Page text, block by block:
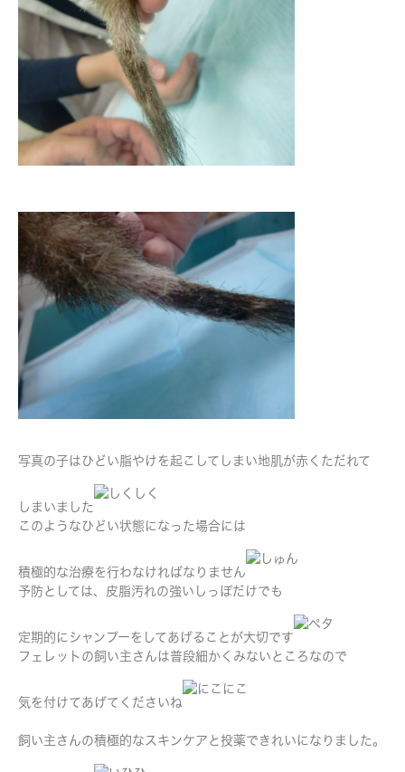
写真の子はひどい脂やけを起こしてしまい地肌が赤くただれて
しまいました
このようなひどい状態になった場合には
積極的な治療を行わなければなりません
予防としては、皮脂汚れの強いしっぽだけでも
定期的にシャンプーをしてあげることが大切です
フェレットの飼い主さんは普段細かくみないところなので
気を付けてあげてくださいね
飼い主さんの積極的なスキンケアと投薬できれいになりました。